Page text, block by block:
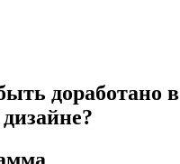
доработано в